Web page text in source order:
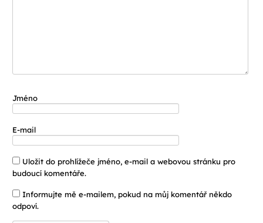
Jméno
E-mail
Uložit do prohlížeče jméno, e-mail a webovou stránku pro
budoucí komentáře.
Informujte mě e-mailem, pokud na můj komentář někdo
odpoví.